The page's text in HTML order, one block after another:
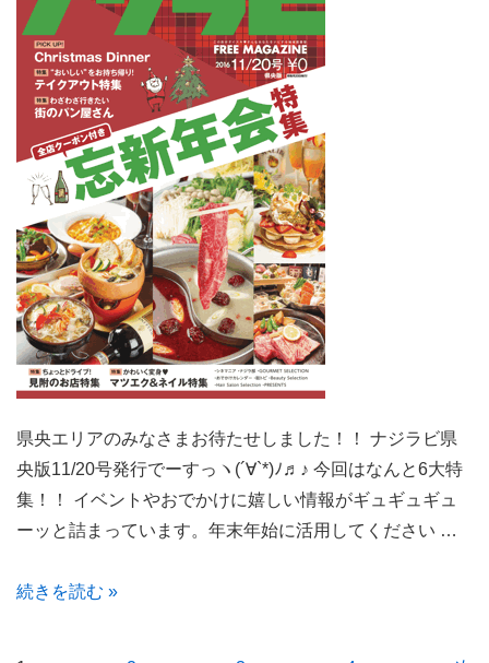
版
12
行
で
ー
す
っヽ
(´∀`*)
県央エリアのみなさまお待たせしました！！ ナジラビ県
央版11/20号発行でーすっヽ(´∀`*)ﾉ♬♪ 今回はなんと6大特
集！！ イベントやおでかけに嬉しい情報がギュギュギュ
ーッと詰まっています。年末年始に活用してください …
県
続きを読む »